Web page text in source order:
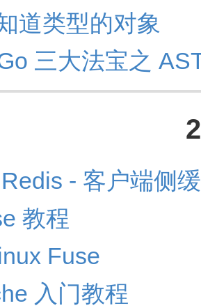
道类型的对象
三大法宝之
- 客户端侧
教程
Fuse
入门教程